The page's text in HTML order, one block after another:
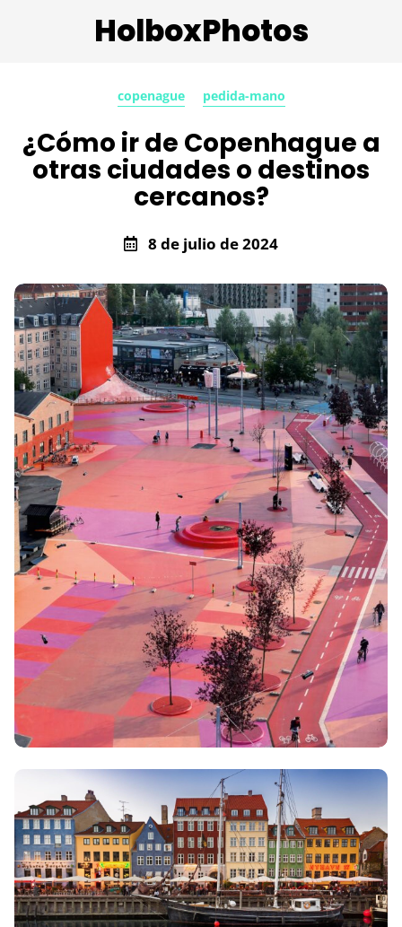
HolboxPhotos
copenague pedida-mano
¿Cómo ir de Copenhague a
otras ciudades o destinos
cercanos?
8 de julio de 2024